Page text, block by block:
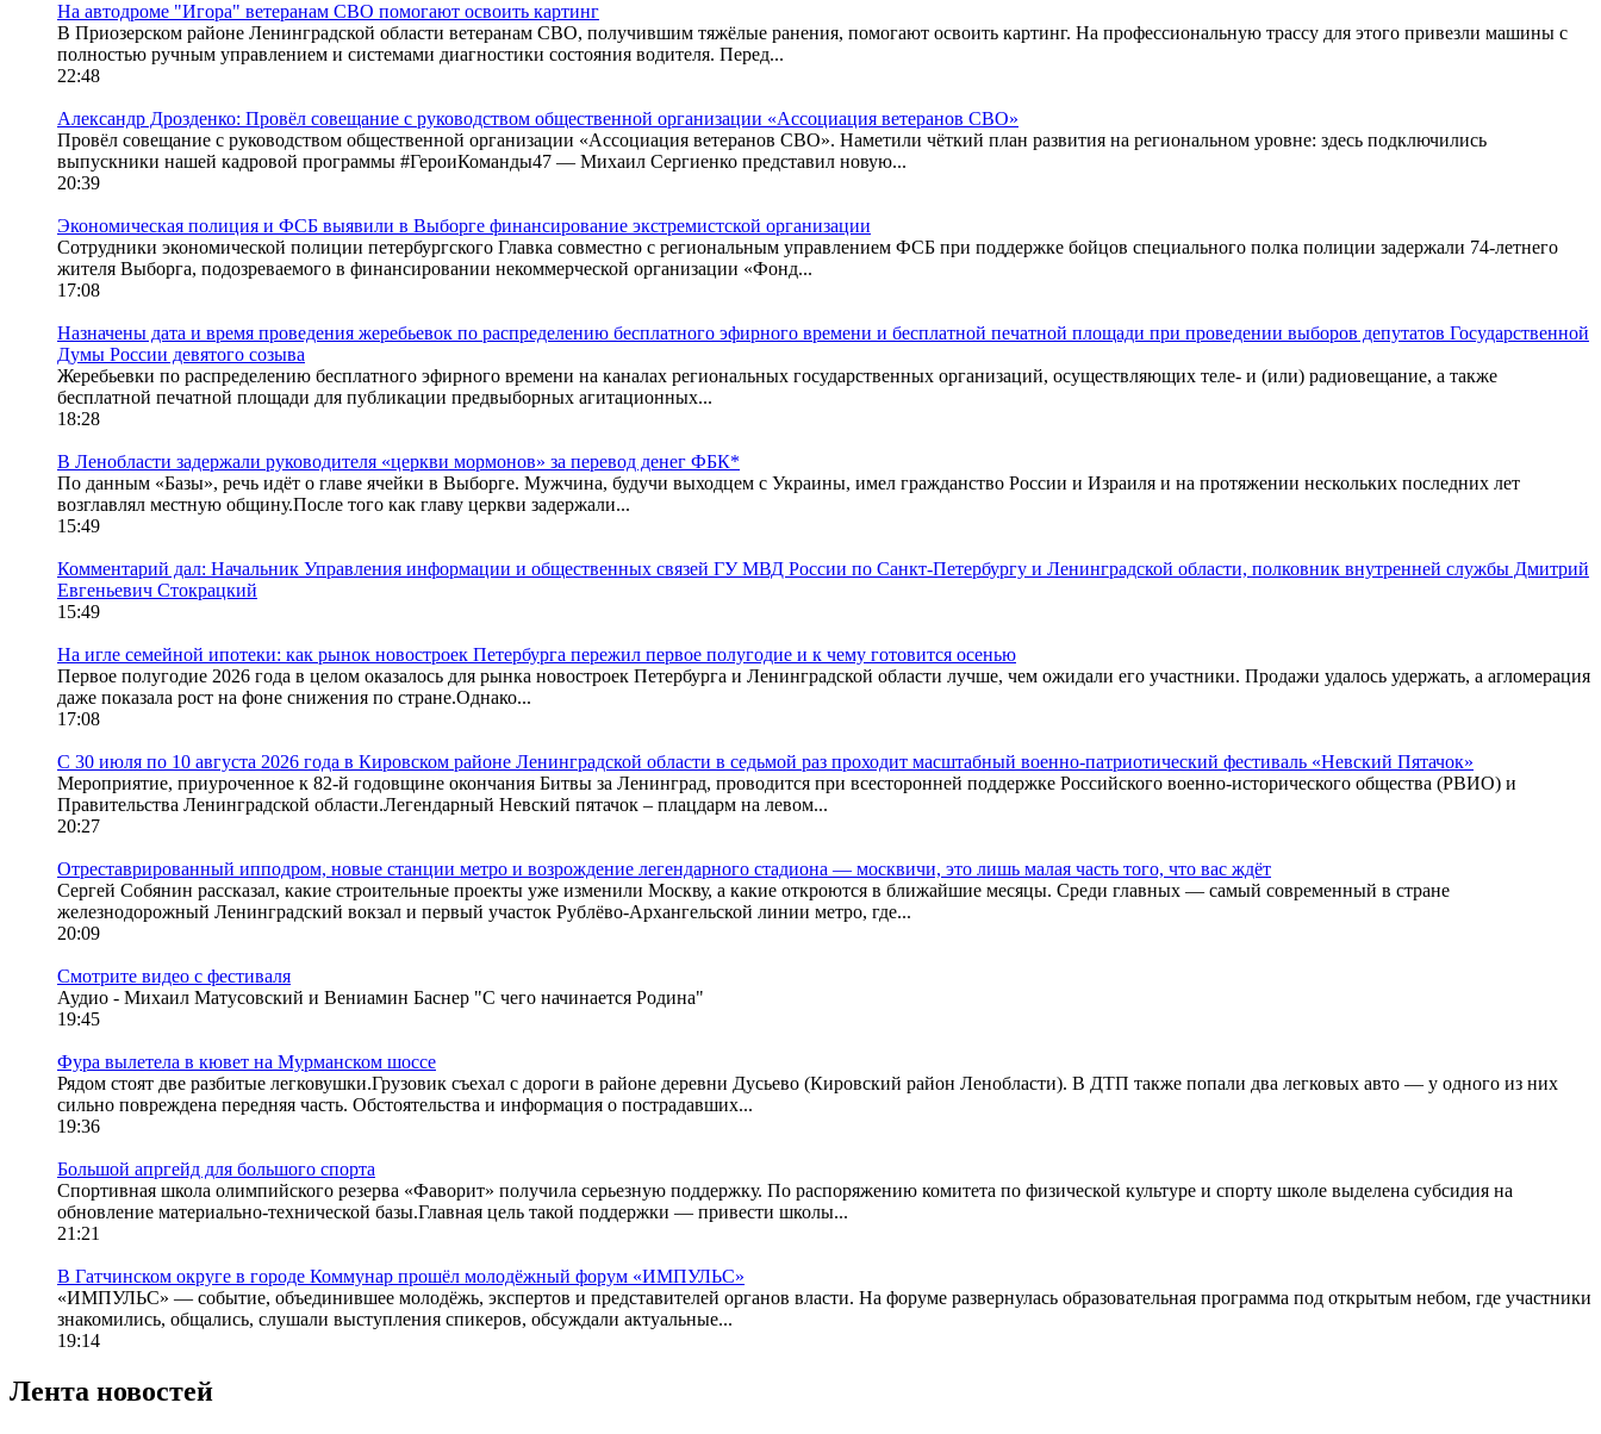
На автодроме "Игора" ветеранам СВО помогают освоить картинг
В Приозерском районе Ленинградской области ветеранам СВО, получившим тяжёлые ранения, помогают освоить картинг. На профессиональную трассу для этого привезли машины с
полностью ручным управлением и системами диагностики состояния водителя. Перед...
22:48
Александр Дрозденко: Провёл совещание с руководством общественной организации «Ассоциация ветеранов СВО»
Провёл совещание с руководством общественной организации «Ассоциация ветеранов СВО». Наметили чёткий план развития на региональном уровне: здесь подключились
выпускники нашей кадровой программы #ГероиКоманды47 — Михаил Сергиенко представил новую...
20:39
Экономическая полиция и ФСБ выявили в Выборге финансирование экстремистской организации
Сотрудники экономической полиции петербургского Главка совместно с региональным управлением ФСБ при поддержке бойцов специального полка полиции задержали 74-летнего
жителя Выборга, подозреваемого в финансировании некоммерческой организации «Фонд...
17:08
Назначены дата и время проведения жеребьевок по распределению бесплатного эфирного времени и бесплатной печатной площади при проведении выборов депутатов Государственной
Думы России девятого созыва
Жеребьевки по распределению бесплатного эфирного времени на каналах региональных государственных организаций, осуществляющих теле- и (или) радиовещание, а также
бесплатной печатной площади для публикации предвыборных агитационных...
18:28
В Ленобласти задержали руководителя «церкви мормонов» за перевод денег ФБК*
По данным «Базы», речь идёт о главе ячейки в Выборге. Мужчина, будучи выходцем с Украины, имел гражданство России и Израиля и на протяжении нескольких последних лет
возглавлял местную общину.После того как главу церкви задержали...
15:49
Комментарий дал: Начальник Управления информации и общественных связей ГУ МВД России по Санкт-Петербургу и Ленинградской области, полковник внутренней службы Дмитрий
Евгеньевич Стокрацкий
15:49
На игле семейной ипотеки: как рынок новостроек Петербурга пережил первое полугодие и к чему готовится осенью
Первое полугодие 2026 года в целом оказалось для рынка новостроек Петербурга и Ленинградской области лучше, чем ожидали его участники. Продажи удалось удержать, а агломерация
даже показала рост на фоне снижения по стране.Однако...
17:08
С 30 июля по 10 августа 2026 года в Кировском районе Ленинградской области в седьмой раз проходит масштабный военно-патриотический фестиваль «Невский Пятачок»
Мероприятие, приуроченное к 82-й годовщине окончания Битвы за Ленинград, проводится при всесторонней поддержке Российского военно-исторического общества (РВИО) и
Правительства Ленинградской области.Легендарный Невский пятачок – плацдарм на левом...
20:27
Отреставрированный ипподром, новые станции метро и возрождение легендарного стадиона — москвичи, это лишь малая часть того, что вас ждёт
Сергей Собянин рассказал, какие строительные проекты уже изменили Москву, а какие откроются в ближайшие месяцы. Среди главных — самый современный в стране
железнодорожный Ленинградский вокзал и первый участок Рублёво-Архангельской линии метро, где...
20:09
Смотрите видео с фестиваля
Аудио - Михаил Матусовский и Вениамин Баснер "С чего начинается Родина"
19:45
Фура вылетела в кювет на Мурманском шоссе
Рядом стоят две разбитые легковушки.Грузовик съехал с дороги в районе деревни Дусьево (Кировский район Ленобласти). В ДТП также попали два легковых авто — у одного из них
сильно повреждена передняя часть. Обстоятельства и информация о пострадавших...
19:36
Большой апргейд для большого спорта
Спортивная школа олимпийского резерва «Фаворит» получила серьезную поддержку. По распоряжению комитета по физической культуре и спорту школе выделена субсидия на
обновление материально-технической базы.Главная цель такой поддержки — привести школы...
21:21
В Гатчинском округе в городе Коммунар прошёл молодёжный форум «ИМПУЛЬС»
«ИМПУЛЬС» — событие, объединившее молодёжь, экспертов и представителей органов власти. На форуме развернулась образовательная программа под открытым небом, где участники
знакомились, общались, слушали выступления спикеров, обсуждали актуальные...
19:14
Лента новостей